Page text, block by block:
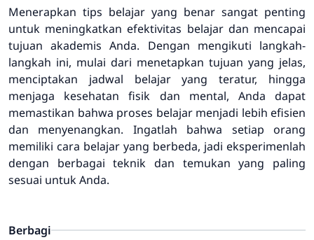
Menerapkan tips belajar yang benar sangat penting
untuk meningkatkan efektivitas belajar dan mencapai
tujuan akademis Anda. Dengan mengikuti langkah-
langkah ini, mulai dari menetapkan tujuan yang jelas,
menciptakan jadwal belajar yang teratur, hingga
menjaga kesehatan fisik dan mental, Anda dapat
memastikan bahwa proses belajar menjadi lebih efisien
dan menyenangkan. Ingatlah bahwa setiap orang
memiliki cara belajar yang berbeda, jadi eksperimenlah
dengan berbagai teknik dan temukan yang paling
sesuai untuk Anda.
Berbagi